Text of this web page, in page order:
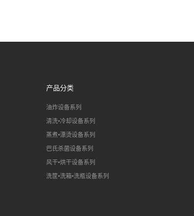
产品分类
油炸设备系列
清洗•冷却设备系列
蒸煮•漂烫设备系列
巴氏杀菌设备系列
风干•烘干设备系列
洗筐•洗箱•洗瓶设备系列